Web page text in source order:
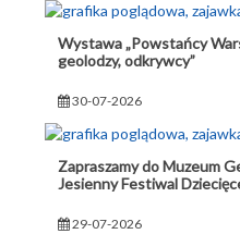
Wystawa „Powstańcy
geolodzy, odkrywcy”
30-07-2026
Zapraszamy do Muzeum
Jesienny Festiwal
29-07-2026